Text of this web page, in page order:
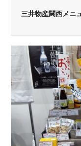
三井物産関西メニ